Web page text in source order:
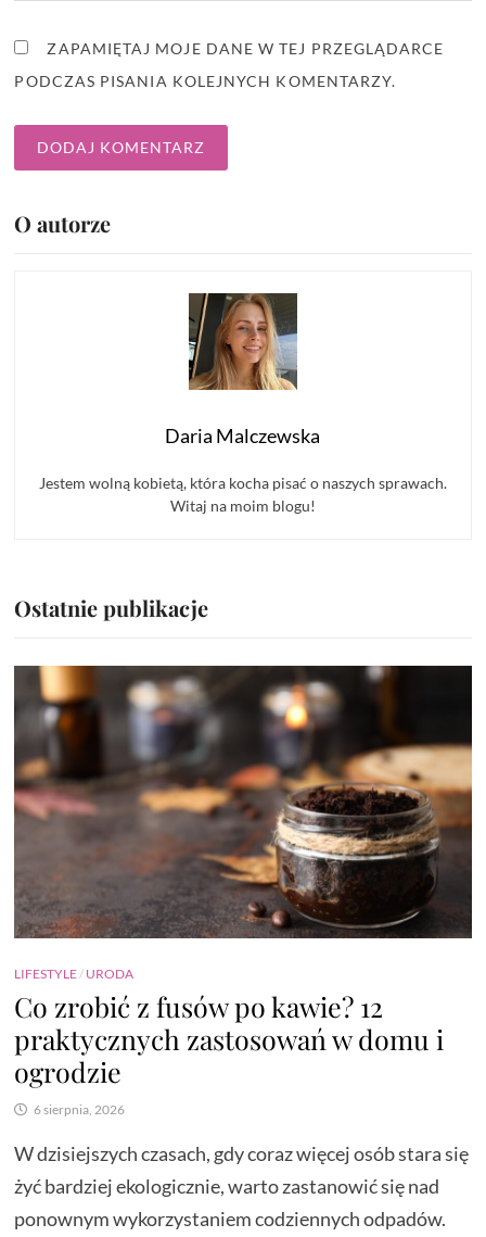
ZAPAMIĘTAJ MOJE DANE W TEJ PRZEGLĄDARCE
PODCZAS PISANIA KOLEJNYCH KOMENTARZY.
O autorze
Daria Malczewska
Jestem wolną kobietą, która kocha pisać o naszych sprawach.
Witaj na moim blogu!
Ostatnie publikacje
LIFESTYLE / URODA
Co zrobić z fusów po kawie? 12
praktycznych zastosowań w domu i
ogrodzie
6 sierpnia, 2026
W dzisiejszych czasach, gdy coraz więcej osób stara się
żyć bardziej ekologicznie, warto zastanowić się nad
ponownym wykorzystaniem codziennych odpadów.